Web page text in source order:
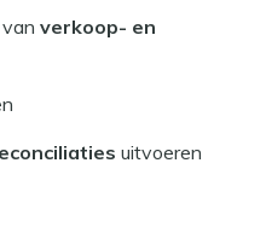
verkoop- en
uitvoeren